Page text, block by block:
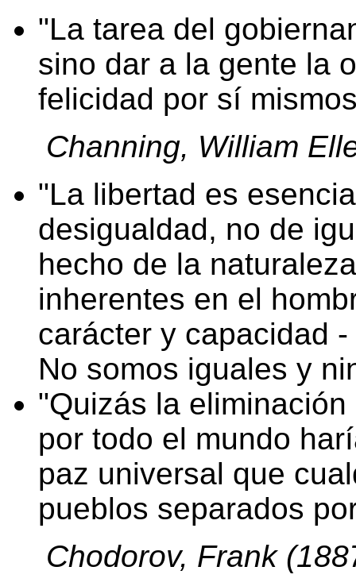
La tarea del
sino dar a la gente la
felicidad por sí
Channing, William
La libertad es
desigualdad, no de
hecho de la
inherentes en el
carácter y capacidad
No somos iguales y
Quizás la
por todo el mundo
paz universal que
pueblos separados
Chodorov, Frank